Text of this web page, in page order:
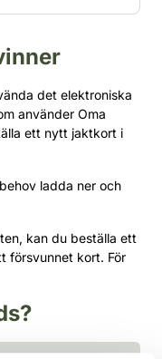
både
för e-
vara
eller
fortfarande
det gamla
nytt e-
att det
årligen och
korrekt.
vid
2025–2026
under 18
i nätbanken,
Den
en
för
på
det elektroniska
använder Oma
ett nytt jaktkort i
ladda ner och
kan du beställa ett
försvunnet kort. För